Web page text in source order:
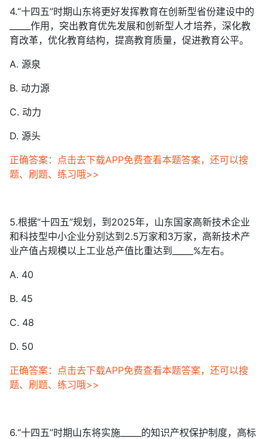
4.“十四五”时期山东将更好发挥教育在创新型省份建设中的
_____作用，突出教育优先发展和创新型人才培养，深化教
育改革，优化教育结构，提高教育质量，促进教育公平。
A. 源泉
B. 动力源
C. 动力
D. 源头
正确答案：点击去下载APP免费查看本题答案，还可以搜
题、刷题、练习哦>>
5.根据“十四五”规划，到2025年，山东国家高新技术企业
和科技型中小企业分别达到2.5万家和3万家，高新技术产
业产值占规模以上工业总产值比重达到_____%左右。
A. 40
B. 45
C. 48
D. 50
正确答案：点击去下载APP免费查看本题答案，还可以搜
题、刷题、练习哦>>
6.“十四五”时期山东将实施_____的知识产权保护制度，高标